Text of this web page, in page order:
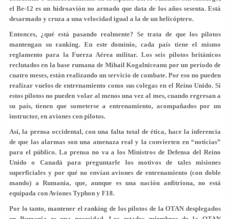
el Be-12 es un hidroavión no armado que data de los años sesenta. Está
desarmado y cruza a una velocidad igual a la de un helicóptero.
Entonces, ¿qué está pasando realmente? Se trata de que los pilotos
mantengan su ranking. En este dominio, cada país tiene el mismo
reglamento para la Fuerza Aérea militar. Los seis pilotos británicos
reclutados en la base rumana de Mihail Kogalniceanu por un período de
cuatro meses, están realizando un servicio de combate. Por eso no pueden
realizar vuelos de entrenamiento como sus colegas en el Reino Unido. Si
estos pilotos no pueden volar al menos una vez al mes, cuando regresan a
su país, tienen que someterse a entrenamiento, acompañados por un
instructor, en aviones con pilotos.
Así, la prensa occidental, con una falta total de ética, hace la inferencia
de que las alarmas son una amenaza real y la convierten en “noticias”
para el público. La prensa no va a los Ministros de Defensa del Reino
Unido o Canadá para preguntarle los motivos de tales misiones
superficiales y por qué no envían aviones de entrenamiento (con doble
mando) a Rumania, que, aunque es una nación anfitriona, no está
equipada con Aviones Typhon y F18.
Por lo tanto, mantener el ranking de los pilotos de la OTAN desplegados